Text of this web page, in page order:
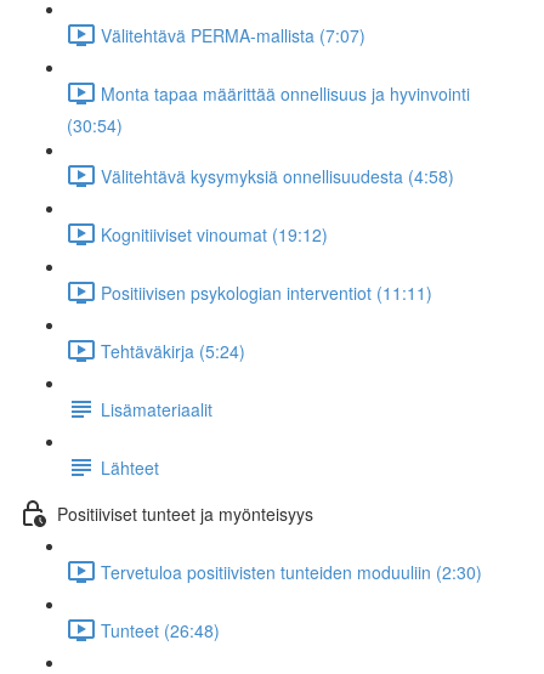
Välitehtävä PERMA-mallista (7:07)
Monta tapaa määrittää onnellisuus ja hyvinvointi
(30:54)
Välitehtävä kysymyksiä onnellisuudesta (4:58)
Kognitiiviset vinoumat (19:12)
Positiivisen psykologian interventiot (11:11)
Tehtäväkirja (5:24)
Lisämateriaalit
Lähteet
Positiiviset tunteet ja myönteisyys
Tervetuloa positiivisten tunteiden moduuliin (2:30)
Tunteet (26:48)